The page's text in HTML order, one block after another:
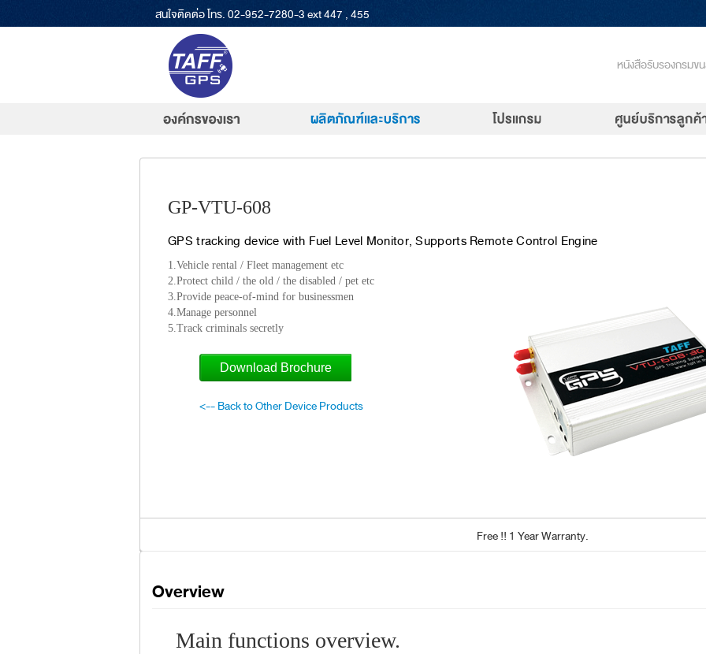
สนใจติดต่อ โทร.02-952-7280-3 ext 447 , 455
หนังสือรับรองกรมข
GP-VTU-608
GPS tracking device with Fuel Level Monitor, Supports Remote Control Engine
1.Vehicle rental / Fleet management etc
2.Protect child / the old / the disabled / pet etc
3.Provide peace-of-mind for businessmen
4.Manage personnel
5.Track criminals secretly
Download Brochure
<-- Back to Other Device Products
Free !! 1 Year Warranty.
Overview
Main functions overview.